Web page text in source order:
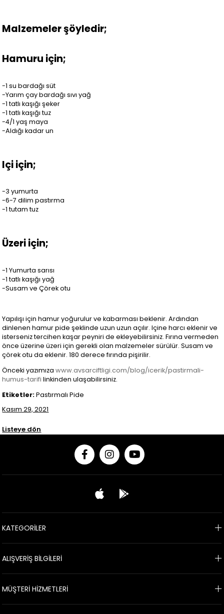
Malzemeler şöyledir;
Hamuru için;
-1 su bardağı süt
-Yarım çay bardağı sıvı yağ
-1 tatlı kaşığı şeker
-1 tatlı kaşığı tuz
-4/1 yaş maya
-Aldığı kadar un
Içi için;
-3 yumurta
-6-7 dilim pastırma
-1 tutam tuz
Üzeri için;
-1 Yumurta sarısı
-1 tatlı kaşığı yağ
-Susam ve Çörek otu
Yapılışı için hamur yoğurulur ve kabarması beklenir. Ardından
dinlenen hamur pide şeklinde uzun uzun açılır. Içine harcı eklenir ve
isterseniz tercihen kaşar peyniri de ekleyebilirsiniz. Fırına vermeden
önce üzerine üzeri için gerekli olan malzemeler sürülür. Susam ve
çörek otu da eklenir. 180 derece fırında pişirilir.
Önceki yazımızawww.avsarciftligi.com/blog/icerik/pastirmali-
humus-tarifi linkinden ulaşabilirsiniz.
Etiketler:Pastırmalı Pide
Kasım 29, 2021
Listeye dön
KATEGORİLER
ALIŞVERİŞ BİLGİLERİ
MÜŞTERİ HİZMETLERİ